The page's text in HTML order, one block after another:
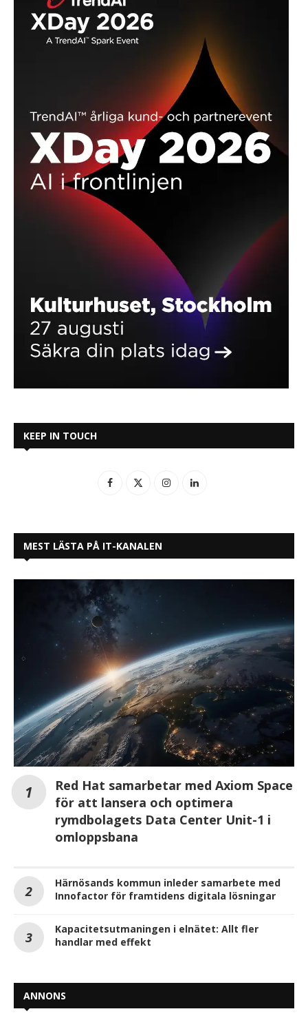
KEEP IN TOUCH
MEST LÄSTA PÅ IT-KANALEN
Red Hat samarbetar med Axiom Space
för att lansera och optimera
rymdbolagets Data Center Unit-1 i
omloppsbana
Härnösands kommun inleder samarbete med
Innofactor för framtidens digitala lösningar
Kapacitetsutmaningen i elnätet: Allt fler
handlar med effekt
ANNONS